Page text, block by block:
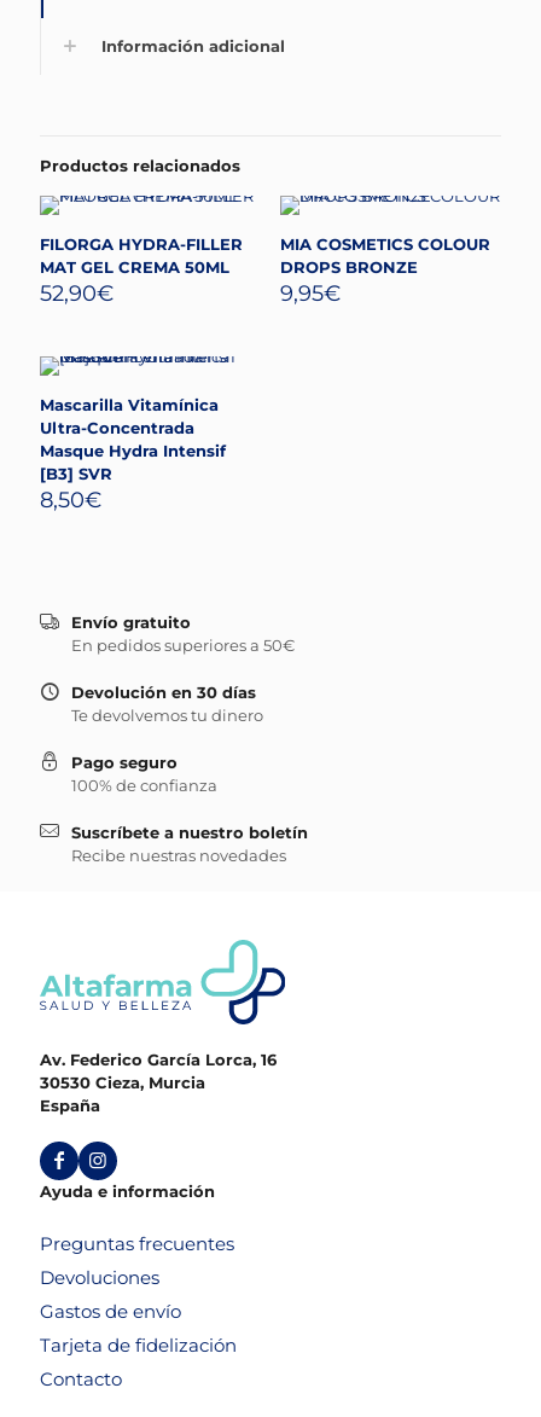
Información adicional
Productos relacionados
FILORGA HYDRA-FILLER
MAT GEL CREMA 50ML
52,90€
MIA COSMETICS COLOUR
DROPS BRONZE
9,95€
Mascarilla Vitamínica
Ultra-Concentrada
Masque Hydra Intensif
[B3] SVR
8,50€
Envío gratuito
En pedidos superiores a 50€
Devolución en 30 días
Te devolvemos tu dinero
Pago seguro
100% de confianza
Suscríbete a nuestro boletín
Recibe nuestras novedades
Av. Federico García Lorca, 16
30530 Cieza, Murcia
España
Ayuda e información
Preguntas frecuentes
Devoluciones
Gastos de envío
Tarjeta de fidelización
Contacto